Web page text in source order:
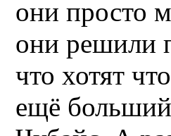
они просто
они решили
что хотят
ещё